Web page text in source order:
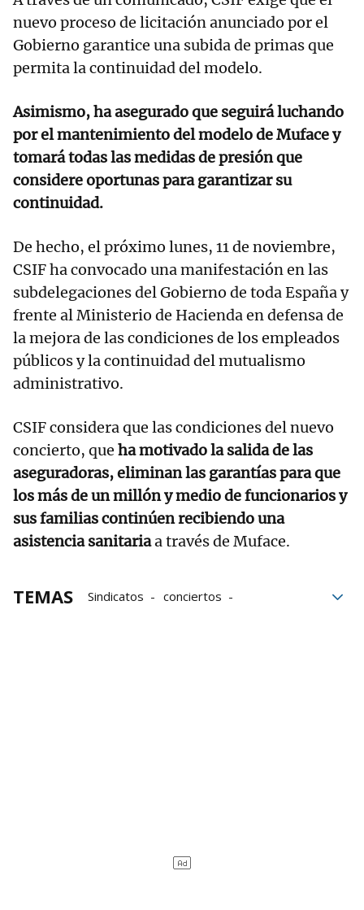
nuevo proceso de licitación anunciado por el
Gobierno garantice una subida de primas que
permita la continuidad del modelo.
Asimismo, ha asegurado que seguirá luchando
por el mantenimiento del modelo de Muface y
tomará todas las medidas de presión que
considere oportunas para garantizar su
continuidad.
De hecho, el próximo lunes, 11 de noviembre,
CSIF ha convocado una manifestación en las
subdelegaciones del Gobierno de toda España y
frente al Ministerio de Hacienda en defensa de
la mejora de las condiciones de los empleados
públicos y la continuidad del mutualismo
administrativo.
CSIF considera que las condiciones del nuevo
concierto, que ha motivado la salida de las
aseguradoras, eliminan las garantías para que
los más de un millón y medio de funcionarios y
sus familias continúen recibiendo una
asistencia sanitariaa través de Muface.
TEMAS Sindicatos
conciertos